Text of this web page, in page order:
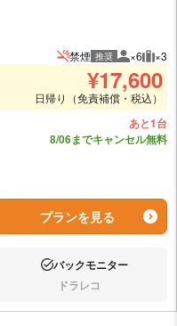
禁煙 推奨 推奨人数
×6 推
×3
¥17,600
日帰り（免責補償・税込）
あと1台
8/06までキャンセル無料
プランを見る
あり:バックモニター
なし:ドラレコ